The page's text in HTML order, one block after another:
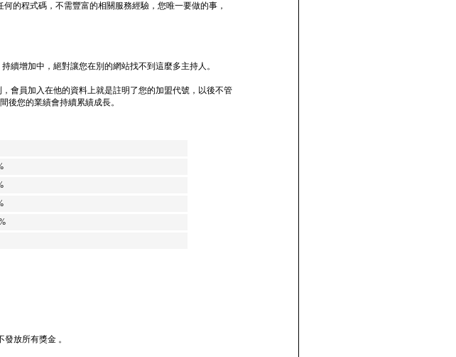
的程式碼，不需豐富的相關服務經驗，您唯一要做的事，
續增加中，絕對讓您在別的網站找不到這麼多主持人。
會員加入在他的資料上就是註明了您的加盟代號，以後不管
後您的業績會持續累績成長。
放所有獎金 。